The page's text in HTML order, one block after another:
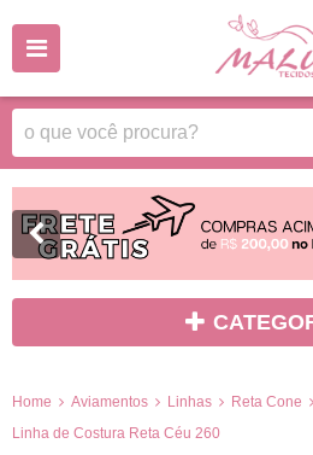
Home Aviamentos Linhas
Reta Cone
Linha de Costura Reta Céu 260